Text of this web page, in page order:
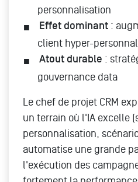
personnalisation
Effet dominant :
client hyper-
Atout durable :
gouvernance data
Le chef de projet CRM
un terrain où l'IA excelle
personnalisation,
automatise une grande
l'exécution des